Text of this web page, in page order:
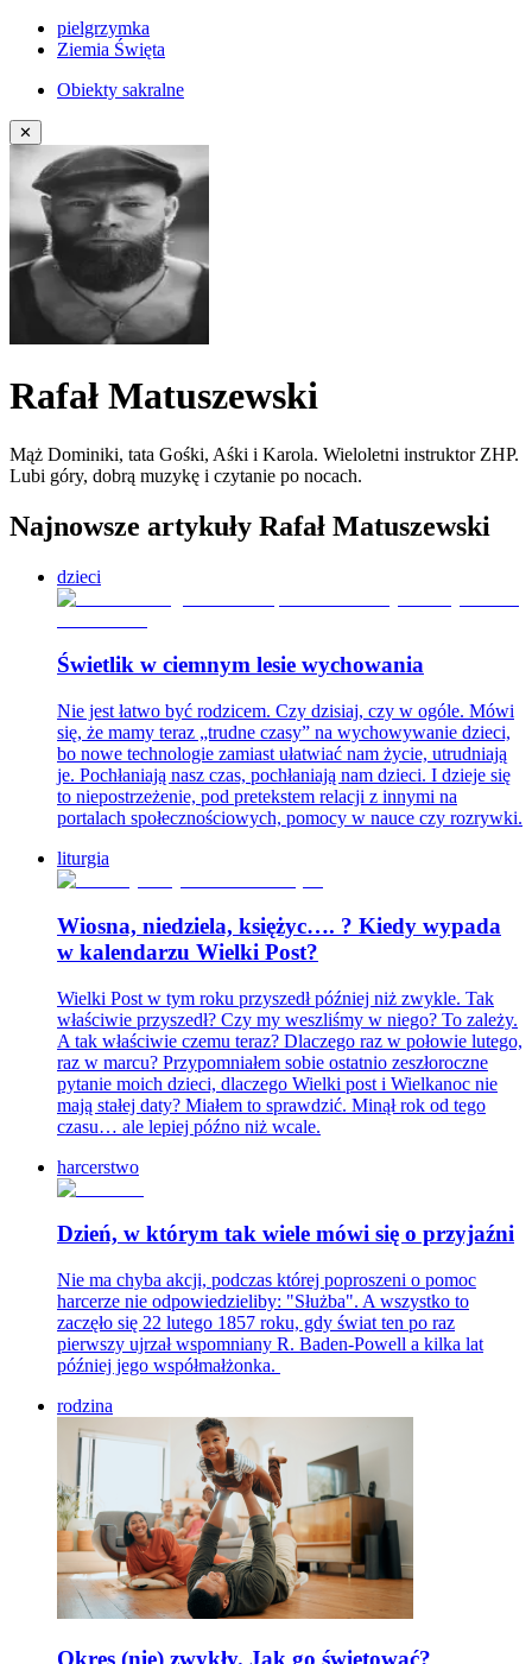
pielgrzymka
Ziemia Święta
Obiekty sakralne
✕
Rafał Matuszewski
Mąż Dominiki, tata Gośki, Aśki i Karola. Wieloletni instruktor ZHP.
Lubi góry, dobrą muzykę i czytanie po nocach.
Najnowsze artykuły Rafał Matuszewski
dzieci
Świetlik w ciemnym lesie wychowania
Nie jest łatwo być rodzicem. Czy dzisiaj, czy w ogóle. Mówi
się, że mamy teraz „trudne czasy” na wychowywanie dzieci,
bo nowe technologie zamiast ułatwiać nam życie, utrudniają
je. Pochłaniają nasz czas, pochłaniają nam dzieci. I dzieje się
to niepostrzeżenie, pod pretekstem relacji z innymi na
portalach społecznościowych, pomocy w nauce czy rozrywki.
liturgia
Wiosna, niedziela, księżyc…. ? Kiedy wypada
w kalendarzu Wielki Post?
Wielki Post w tym roku przyszedł później niż zwykle. Tak
właściwie przyszedł? Czy my weszliśmy w niego? To zależy.
A tak właściwie czemu teraz? Dlaczego raz w połowie lutego,
raz w marcu? Przypomniałem sobie ostatnio zeszłoroczne
pytanie moich dzieci, dlaczego Wielki post i Wielkanoc nie
mają stałej daty? Miałem to sprawdzić. Minął rok od tego
czasu… ale lepiej późno niż wcale.
harcerstwo
Dzień, w którym tak wiele mówi się o przyjaźni
Nie ma chyba akcji, podczas której poproszeni o pomoc
harcerze nie odpowiedzieliby: "Służba". A wszystko to
zaczęło się 22 lutego 1857 roku, gdy świat ten po raz
pierwszy ujrzał wspomniany R. Baden-Powell a kilka lat
później jego współmałżonka.
rodzina
Okres (nie) zwykły. Jak go świętować?